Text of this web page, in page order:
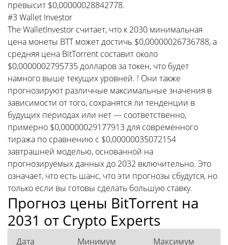
превысит $0,00000028842778.
#3 Wallet Investor
The WalletInvestor считает, что к 2030 минимальная
цена монеты BTT может достичь $0,00000026736788, а
средняя цена BitTorrent составит около
$0,0000002795735 долларов за токен, что будет
намного выше текущих уровней. ! Они также
прогнозируют различные максимальные значения в
зависимости от того, сохранятся ли тенденции в
будущих периодах или нет — соответственно,
примерно $0,00000029177913 для современного
тиража по сравнению с $0,00000035072154
завтрашней моделью, основанной на
прогнозируемых данных до 2032 включительно. Это
означает, что есть шанс, что эти прогнозы сбудутся, но
только если вы готовы сделать большую ставку.
Прогноз цены BitTorrent на
2031 от Crypto Experts
Дата Минимум Максимум